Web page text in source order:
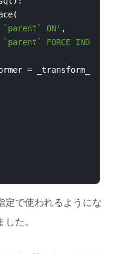
(
`parent` ON' ,
`parent` FORCE IND
= _transform_
定で使われるようにな
た。